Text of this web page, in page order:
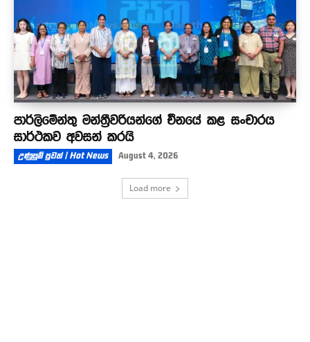
පාර්ලිමේන්තු මන්ත්‍රීවරියන්ගේ චීනයේ කළ සංචාරය
සාර්ථකව අවසන් කරයි
උණුසුම් පුවත් | Hot News August 4, 2026
Load more